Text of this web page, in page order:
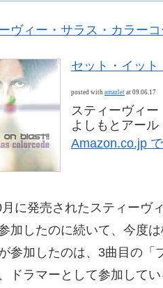
ヴィー・サラス・カラー
セット・イット
posted with amazlet at 09.06.17
スティーヴィ
よしもとアー
Amazon.co.jp
に発売されたスティーヴ
加したのに続いて、今度は
参加したのは、3曲目の「
ドラマーとして参加して